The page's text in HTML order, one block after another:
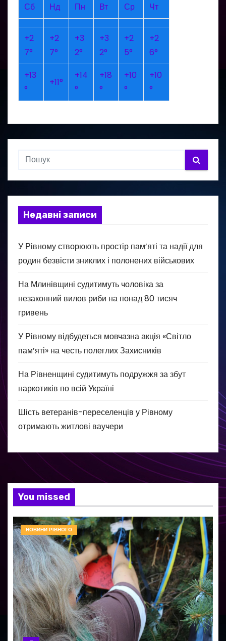
Сб
Нд Пн Вт Ср Чт
+2
7°
+2
7°
+3
2°
+3
2°
+2
5°
+2
6°
+13
°
+11°
+14
°
+18
°
+10
°
+10
°
Недавні записи
У Рівному створюють простір пам’яті та надії для
родин безвісти зниклих і полонених військових
На Млинівщині судитимуть чоловіка за
незаконний вилов риби на понад 80 тисяч
гривень
У Рівному відбудеться мовчазна акція «Світло
пам’яті» на честь полеглих Захисників
На Рівненщині судитимуть подружжя за збут
наркотиків по всій Україні
Шість ветеранів-переселенців у Рівному
отримають житлові ваучери
You missed
НОВИНИ РІВНОГО